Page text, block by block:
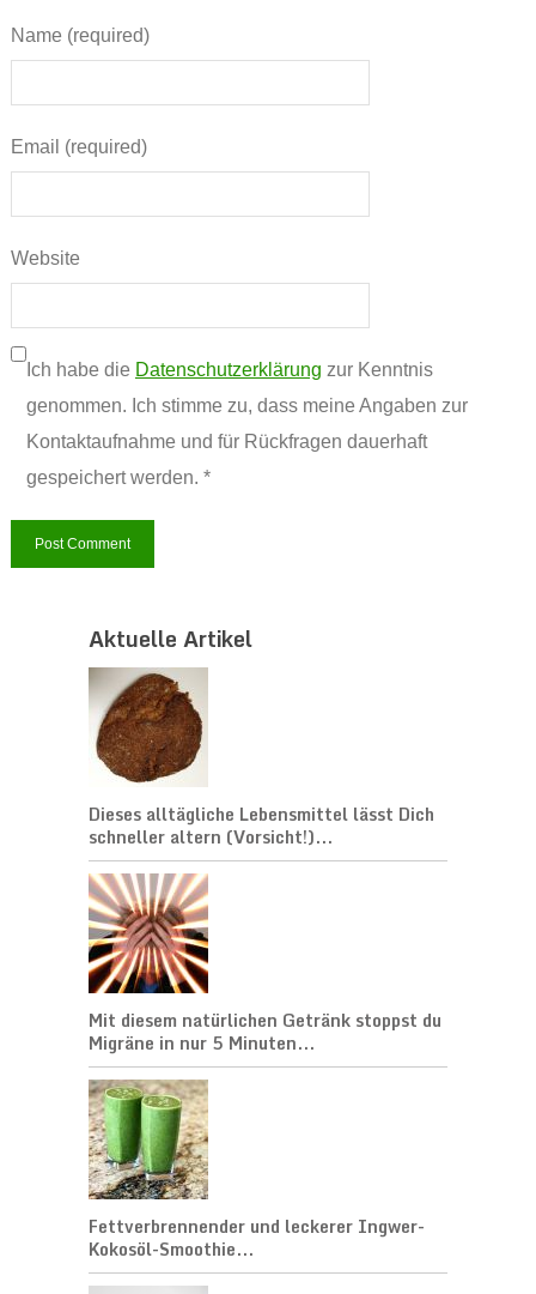
Name (required)
Email (required)
Website
Ich habe die Datenschutzerklärung zur Kenntnis
genommen. Ich stimme zu, dass meine Angaben zur
Kontaktaufnahme und für Rückfragen dauerhaft
gespeichert werden. *
Aktuelle Artikel
Dieses alltägliche Lebensmittel lässt Dich
schneller altern (Vorsicht!)...
Mit diesem natürlichen Getränk stoppst du
Migräne in nur 5 Minuten...
Fettverbrennender und leckerer Ingwer-
Kokosöl-Smoothie...